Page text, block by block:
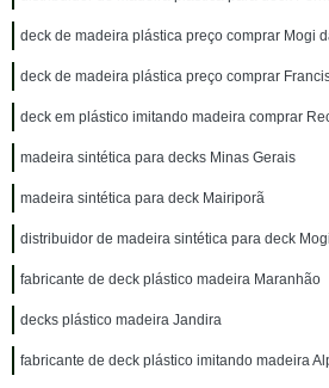
deck de madeira plástica preço comprar Mogi
deck de madeira plástica preço comprar
deck em plástico imitando madeira comprar
madeira sintética para decks Minas Gerais
madeira sintética para deck Mairiporã
distribuidor de madeira sintética para deck
fabricante de deck plástico madeira Maranhão
decks plástico madeira Jandira
fabricante de deck plástico imitando madeira